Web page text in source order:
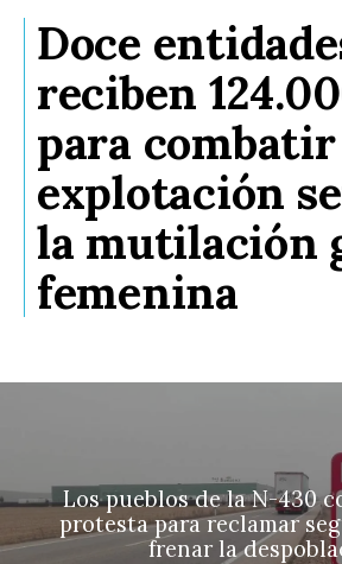
Doce
reciben
para
explotación
la mutilación
femenina
Los pueblos de la N-430
protesta para reclamar
frenar la